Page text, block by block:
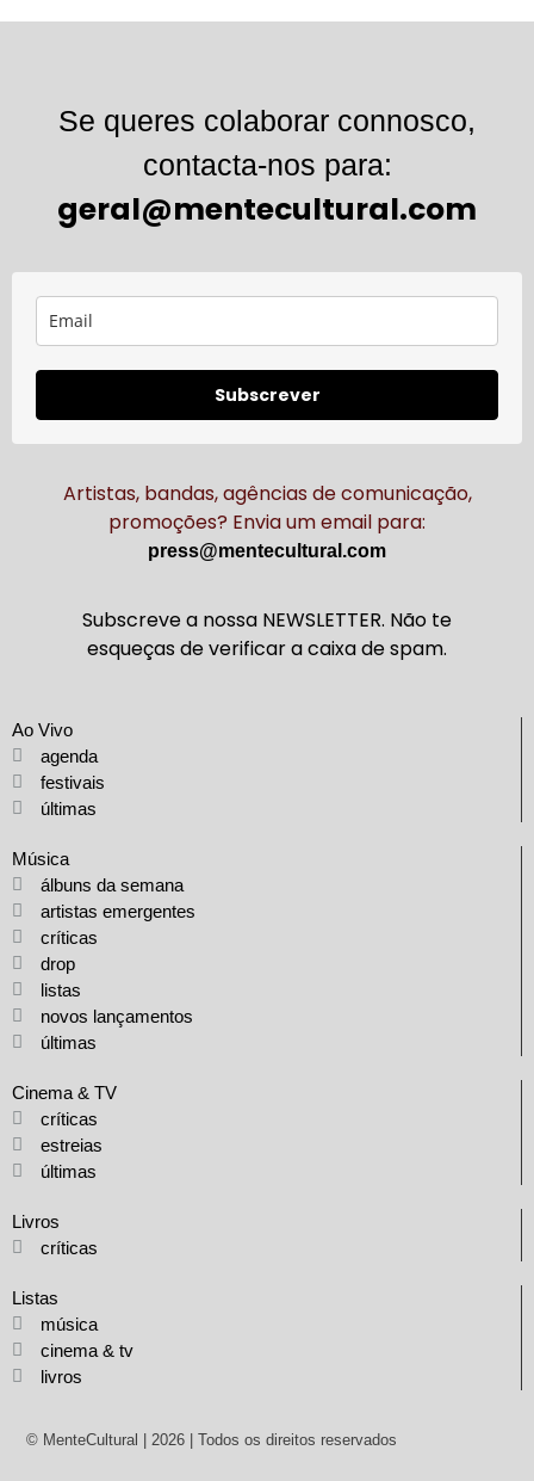
Se queres colaborar connosco,
contacta-nos para:
geral@mentecultural.com
Subscrever
Artistas, bandas, agências de comunicação,
promoções? Envia um email para:
press@mentecultural.com
Subscreve a nossa NEWSLETTER. Não te
esqueças de verificar a caixa de spam.
Ao Vivo
agenda
festivais
últimas
Música
álbuns da semana
artistas emergentes
críticas
drop
listas
novos lançamentos
últimas
Cinema & TV
críticas
estreias
últimas
Livros
críticas
Listas
música
cinema & tv
livros
© MenteCultural | 2026 | Todos os direitos reservados